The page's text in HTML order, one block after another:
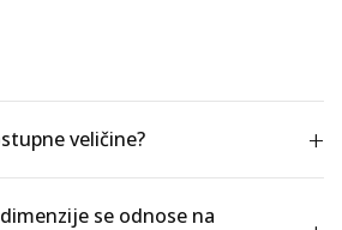
veličine?
se odnose na